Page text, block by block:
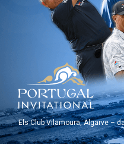
Els Club Vilamoura, Algarve –